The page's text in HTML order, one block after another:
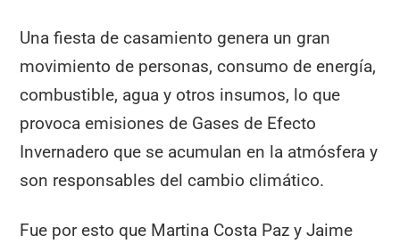
Una fiesta de casamiento genera un gran
movimiento de personas, consumo de energía,
combustible, agua y otros insumos, lo que
provoca emisiones de Gases de Efecto
Invernadero que se acumulan en la atmósfera y
son responsables del cambio climático.
Fue por esto que Martina Costa Paz y Jaime